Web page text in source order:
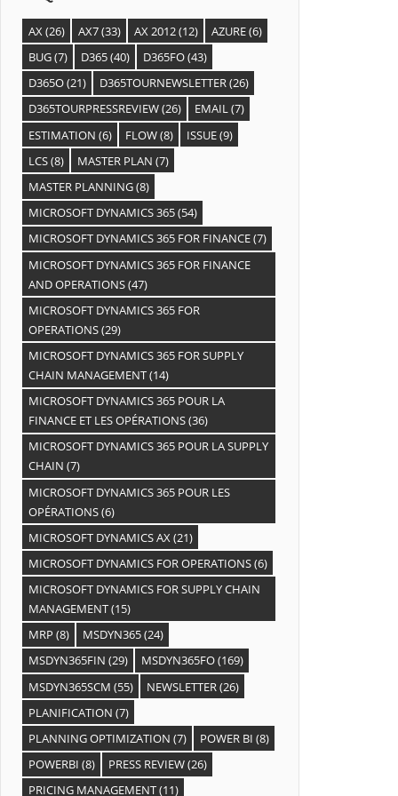
AX(26) AX7(33) AX 2012(12) AZURE(6)
BUG(7) D365(40) D365FO(43)
D365O(21) D365TOURNEWSLETTER(26)
D365TOURPRESSREVIEW(26) EMAIL(7)
ESTIMATION (6) FLOW(8) ISSUE(9)
LCS(8) MASTER PLAN (7)
MASTER PLANNING(8)
MICROSOFT DYNAMICS 365(54)
MICROSOFT DYNAMICS 365 FOR FINANCE(7)
MICROSOFT DYNAMICS 365 FOR FINANCE
AND OPERATIONS(47)
MICROSOFT DYNAMICS 365 FOR
OPERATIONS(29)
MICROSOFT DYNAMICS 365 FOR SUPPLY
CHAIN MANAGEMENT(14)
MICROSOFT DYNAMICS 365 POUR LA
FINANCE ET LES OPÉRATIONS(36)
MICROSOFT DYNAMICS 365 POUR LA SUPPLY
CHAIN (7)
MICROSOFT DYNAMICS 365 POUR LES
OPÉRATIONS(6)
MICROSOFT DYNAMICS AX(21)
MICROSOFT DYNAMICS FOR OPERATIONS(6)
MICROSOFT DYNAMICS FOR SUPPLY CHAIN
MANAGEMENT(15)
MRP (8) MSDYN365(24)
MSDYN365FIN (29) MSDYN365FO(169)
MSDYN365SCM (55) NEWSLETTER(26)
PLANIFICATION (7)
PLANNING OPTIMIZATION (7) POWER BI (8)
POWERBI (8) PRESS REVIEW(26)
PRICING MANAGEMENT(11)